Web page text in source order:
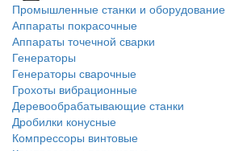
Промышленные станки и оборудование
Аппараты покрасочные
Аппараты точечной сварки
Генераторы
Генераторы сварочные
Грохоты вибрационные
Деревообрабатывающие станки
Дробилки конусные
Компрессоры винтовые